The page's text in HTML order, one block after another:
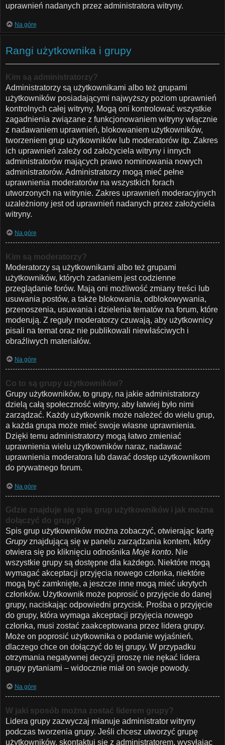
uprawnień nadanych przez administratora witryny.
Na górę
Rangi użytkownika i grupy
Kim są administratorzy?
Administratorzy są użytkownikami albo też grupami
użytkowników posiadającymi najwyższy poziom uprawnień
kontrolnych całej witryny. Mogą oni kontrolować wszystkie
zagadnienia związane z funkcjonowaniem witryny włącznie
z nadawaniem uprawnień, blokowaniem użytkowników,
tworzeniem grup użytkowników lub moderatorów itp. Zakres
ich uprawnień zależy od założyciela witryny i innych
administratorów mających prawo nominowania nowych
administratorów. Administratorzy mogą mieć pełne
uprawnienia moderatorów na wszystkich forach
utworzonych na witrynie. Zakres uprawnień moderacyjnych
uzależniony jest od uprawnień nadanych przez założyciela
witryny.
Na górę
Kim są moderatorzy?
Moderatorzy są użytkownikami albo też grupami
użytkowników, których zadaniem jest codzienne
przeglądanie forów. Mają oni możliwość zmiany treści lub
usuwania postów, a także blokowania, odblokowywania,
przenoszenia, usuwania i dzielenia tematów na forum, które
moderują. Z reguły moderatorzy czuwają, aby użytkownicy
pisali na temat oraz nie publikowali niewłaściwych i
obraźliwych materiałów.
Na górę
Co to są grupy użytkowników?
Grupy użytkowników, to grupy, na jakie administratorzy
dzielą całą społeczność witryny, aby łatwiej było nimi
zarządzać. Każdy użytkownik może należeć do wielu grup,
a każda grupa może mieć swoje własne uprawnienia.
Dzięki temu administratorzy mogą łatwo zmieniać
uprawnienia wielu użytkowników naraz, nadawać
uprawnienia moderatora lub dawać dostęp użytkownikom
do prywatnego forum.
Na górę
Gdzie znajduje się spis grup użytkowników i jak można
dołączyć do grupy?
Spis grup użytkowników można zobaczyć, otwierając kartę
Grupyznajdującą się w panelu zarządzania kontem, który
otwiera się po kliknięciu odnośnika Moje konto. Nie
wszystkie grupy są dostępne dla każdego. Niektóre mogą
wymagać akceptacji przyjęcia nowego członka, niektóre
mogą być zamknięte, a jeszcze inne mogą mieć ukrytych
członków. Użytkownik może poprosić o przyjęcie do danej
grupy, naciskając odpowiedni przycisk. Prośba o przyjęcie
do grupy, która wymaga akceptacji przyjęcia nowego
członka, musi zostać zaakceptowana przez lidera grupy.
Może on poprosić użytkownika o podanie wyjaśnień,
dlaczego chce on dołączyć do tej grupy. W przypadku
otrzymania negatywnej decyzji proszę nie nękać lidera
grupy pytaniami – widocznie miał on swoje powody.
Na górę
W jaki sposób można zostać liderem grupy?
Lidera grupy zazwyczaj mianuje administrator witryny
podczas tworzenia grupy. Jeśli chcesz utworzyć grupę
użytkowników, skontaktuj się z administratorem, wysyłając